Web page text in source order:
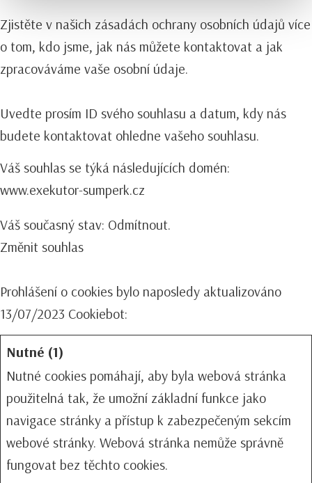
Zjistěte v našich zásadách ochrany osobních údajů více
o tom, kdo jsme, jak nás můžete kontaktovat a jak
zpracováváme vaše osobní údaje.
Uvedte prosím ID svého souhlasu a datum, kdy nás
budete kontaktovat ohledne vašeho souhlasu.
Váš souhlas se týká následujících domén:
www.exekutor-sumperk.cz
Váš současný stav: Odmítnout.
Změnit souhlas
Prohlášení o cookies bylo naposledy aktualizováno
13/07/2023 Cookiebot:
Nutné (1)
Nutné cookies pomáhají, aby byla webová stránka
použitelná tak, že umožní základní funkce jako
navigace stránky a přístup k zabezpečeným sekcím
webové stránky. Webová stránka nemůže správně
fungovat bez těchto cookies.